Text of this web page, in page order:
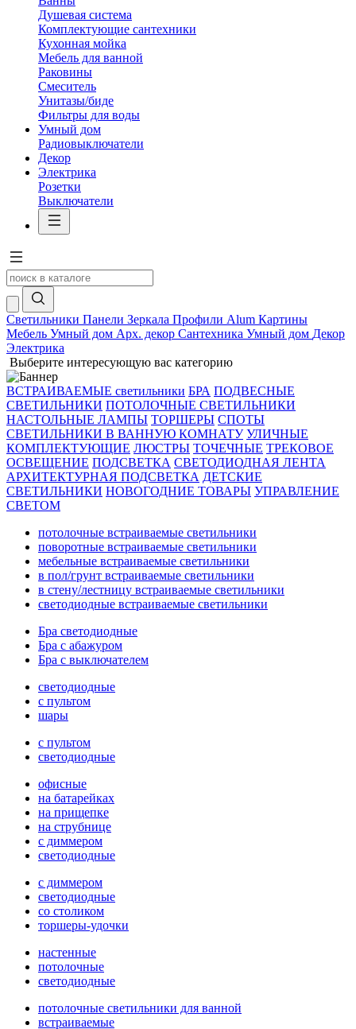
Душевая система
Комплектующие сантехники
Кухонная мойка
Мебель для ванной
Раковины
Смеситель
Унитазы/биде
Фильтры для воды
Умный дом
Радиовыключатели
Декор
Электрика
Розетки
Выключатели
Светильники Панели Зеркала Профили Alum Картины
Мебель Умный дом Арх. декор Сантехника Умный дом Декор
Электрика
Выберите интересующую вас категорию
ВСТРАИВАЕМЫЕ светильники БРА ПОДВЕСНЫЕ
СВЕТИЛЬНИКИ ПОТОЛОЧНЫЕ СВЕТИЛЬНИКИ
НАСТОЛЬНЫЕ ЛАМПЫ ТОРШЕРЫ СПОТЫ
СВЕТИЛЬНИКИ В ВАННУЮ КОМНАТУ УЛИЧНЫЕ
КОМПЛЕКТУЮЩИЕ ЛЮСТРЫ ТОЧЕЧНЫЕ ТРЕКОВОЕ
ОСВЕЩЕНИЕ ПОДСВЕТКА СВЕТОДИОДНАЯ ЛЕНТА
АРХИТЕКТУРНАЯ ПОДСВЕТКА ДЕТСКИЕ
СВЕТИЛЬНИКИ НОВОГОДНИЕ ТОВАРЫ УПРАВЛЕНИЕ
СВЕТОМ
потолочные встраиваемые светильники
поворотные встраиваемые светильники
мебельные встраиваемые светильники
в пол/грунт встраиваемые светильники
в стену/лестницу встраиваемые светильники
светодиодные встраиваемые светильники
Бра светодиодные
Бра с абажуром
Бра с выключателем
светодиодные
с пультом
шары
с пультом
светодиодные
офисные
на батарейках
на прищепке
на струбнице
с диммером
светодиодные
с диммером
светодиодные
со столиком
торшеры-удочки
настенные
потолочные
светодиодные
потолочные светильники для ванной
встраиваемые